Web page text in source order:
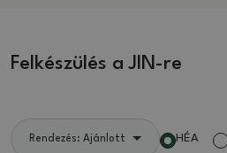
Felkészülés a JIN-re
Rendezés: Ajánlott HÉA